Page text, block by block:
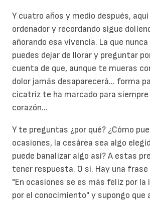
Y cuatro años y medio después,
ordenador y recordando sigue
añorando esa vivencia. La que
puedes dejar de llorar y preguntar
cuenta de que, aunque te mueras
dolor jamás desaparecerá... forma
cicatriz te ha marcado para siempre
corazón...
Y te preguntas ¿por qué? ¿Cómo
ocasiones, la cesárea sea algo
puede banalizar algo así? A estas
tener respuesta. O sí. Hay una frase
"En ocasiones se es más feliz por la
por el conocimiento" y supongo que